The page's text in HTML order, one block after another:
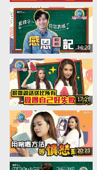
14:20
17:21
20:23